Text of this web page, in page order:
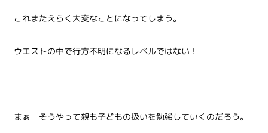
これまたえらく大変なことになってしまう。
ウエストの中で行方不明になるレベルではない！
まぁ そうやって親も子どもの扱いを勉強していくのだろう。